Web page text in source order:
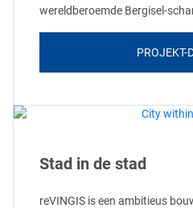
wereldberoemde Bergisel-
PROJEKT-
Stad in de stad
reVINGIS is een ambitieus